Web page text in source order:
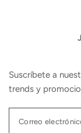
Suscríbete a
trends y
Correo